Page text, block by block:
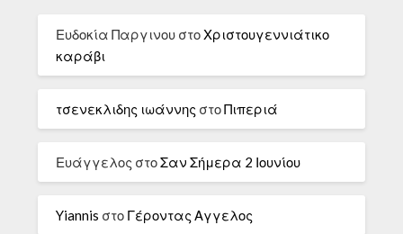
Ευδοκία Παργινου στοΧριστουγεννιάτικο
καράβι
τσενεκλιδης ιωάννης στοΠιπεριά
Ευάγγελος στοΣαν Σήμερα 2 Ιουνίου
Yiannis στο Γέροντας Αγγελος